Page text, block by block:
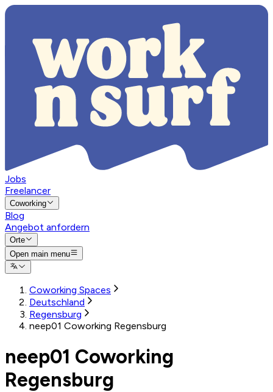
Jobs
Freelancer
Coworking
Blog
Angebot anfordern
Orte
Open main menu
Coworking Spaces
Deutschland
Regensburg
neep01 Coworking Regensburg
neep01 Coworking
Regensburg